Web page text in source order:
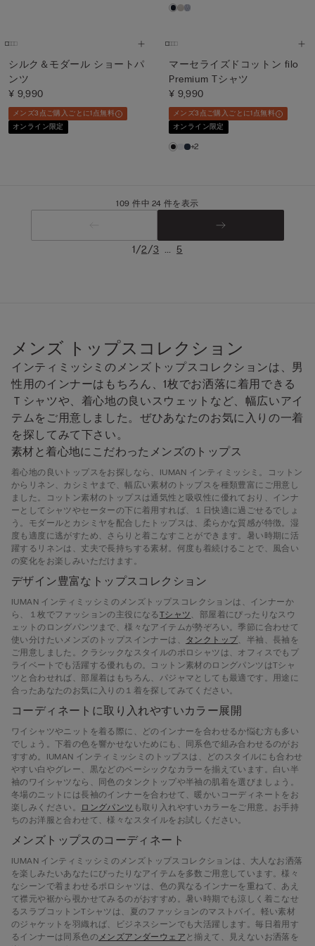
シルク＆モダール ショートパ
ンツ
¥ 9,990
メンズ3点ご購入ごとに1点無料
オンライン限定
マーセライズドコットン filo
Premium Tシャツ
¥ 9,990
メンズ3点ご購入ごとに1点無料
オンライン限定
+2
109 件中 24 件を表示
1/2/3 ... 5
メンズ トップスコレクション
インティミッシミのメンズトップスコレクションは、男
性用のインナーはもちろん、1枚でお洒落に着用できる
Ｔシャツや、着心地の良いスウェットなど、幅広いアイ
テムをご用意しました。ぜひあなたのお気に入りの一着
を探してみて下さい。
素材と着心地にこだわったメンズのトップス
着心地の良いトップスをお探しなら、IUMAN インティミッシミ。コットン
からリネン、カシミヤまで、幅広い素材のトップスを種類豊富にご用意し
ました。コットン素材のトップスは通気性と吸収性に優れており、インナ
ーとしてシャツやセーターの下に着用すれば、１日快適に過ごせるでしょ
う。モダールとカシミヤを配合したトップスは、柔らかな質感が特徴。湿
度も適度に逃がすため、さらりと着こなすことができます。暑い時期に活
躍するリネンは、丈夫で長持ちする素材。何度も着続けることで、風合い
の変化をお楽しみいただけます。
デザイン豊富なトップスコレクション
IUMAN インティミッシミのメンズトップスコレクションは、インナーか
ら、１枚でファッションの主役になるTシャツ 、部屋着にぴったりなスウ
ェットのロングパンツまで、様々なアイテムが勢ぞろい。季節に合わせて
使い分けたいメンズのトップスインナーは、
タンクトップ、半袖、長袖を
ご用意しました。クラシックなスタイルのポロシャツは、オフィスでもプ
ライベートでも活躍する優れもの。コットン素材のロングパンツはTシャ
ツと合わせれば、部屋着はもちろん、パジャマとしても最適です。用途に
合ったあなたのお気に入りの１着を探してみてください。
コーディネートに取り入れやすいカラー展開
ワイシャツやニットを着る際に、どのインナーを合わせるか悩む方も多い
でしょう。下着の色を響かせないためにも、同系色で組み合わせるのがお
すすめ。IUMAN インティミッシミのトップスは、どのスタイルにも合わせ
やすい白やグレー、黒などのベーシックなカラーを揃えています。白い半
袖のワイシャツなら、同色のタンクトップや半袖の肌着を選びましょう。
冬場のニットには長袖のインナーを合わせて、暖かいコーディネートをお
楽しみください。
ロングパンツ も取り入れやすいカラーをご用意。お手持
ちのお洋服と合わせて、様々なスタイルをお試しください。
メンズトップスのコーディネート
IUMAN インティミッシミのメンズトップスコレクションは、大人なお洒落
を楽しみたいあなたにぴったりなアイテムを多数ご用意しています。様々
なシーンで着まわせるポロシャツは、色の異なるインナーを重ねて、あえ
て襟元や裾から覗かせてみるのがおすすめ。暑い時期でも涼しく着こなせ
るスラブコットンTシャツは、夏のファッションのマストバイ。軽い素材
のジャケットを羽織れば、ビジネスシーンでも大活躍します。毎日着用す
るインナーは同系色のメンズアンダーウェア と揃えて、見えないお洒落を